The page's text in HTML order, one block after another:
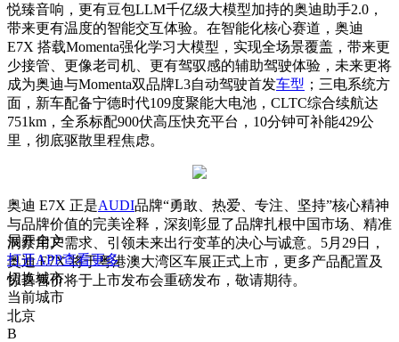
悦臻音响，更有豆包LLM千亿级大模型加持的奥迪助手2.0，
带来更有温度的智能交互体验。在智能化核心赛道，奥迪
E7X 搭载Momenta强化学习大模型，实现全场景覆盖，带来更
少接管、更像老司机、更有驾驭感的辅助驾驶体验，未来更将
成为奥迪与Momenta双品牌L3自动驾驶首发车型 ；三电系统方
面，新车配备宁德时代109度聚能大电池，CLTC综合续航达
751km，全系标配900伏高压快充平台，10分钟可补能429公
里，彻底驱散里程焦虑。
奥迪 E7X 正是AUDI品牌“勇敢、热爱、专注、坚持”核心精神
与品牌价值的完美诠释，深刻彰显了品牌扎根中国市场、精准
洞察用户需求、引领未来出行变革的决心与诚意。5月29日，
奥迪 E7X 将于粤港澳大湾区车展正式上市，更多产品配置及
惊喜售价将于上市发布会重磅发布，敬请期待。
展开全文
打开APP查看更多
切换城市
当前城市
北京
B